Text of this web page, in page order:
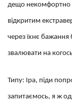
дещо некомфортно
відкритим
через їхнє бажання
звалювати на
Типу: Іра, піди
запитаємось, я ж